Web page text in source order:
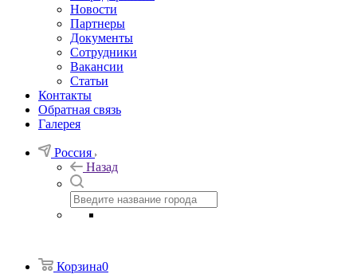
Новости
Партнеры
Документы
Сотрудники
Вакансии
Статьи
Контакты
Обратная связь
Галерея
Россия
Назад
Корзина0